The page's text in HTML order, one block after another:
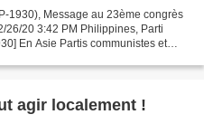
1930), Μessage au 23ème congrès
26/20 3:42 PM Philippines, Parti
En Asie Partis communistes et
agir localement !